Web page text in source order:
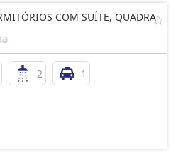
COM SUÍTE, QUADRA
2 1